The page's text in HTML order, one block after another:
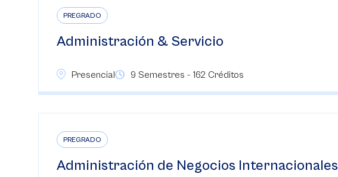
PREGRADO
Administración & Servicio
Presencial 9 Semestres - 162 Créditos
PREGRADO
Administración de Negocios Internacionales